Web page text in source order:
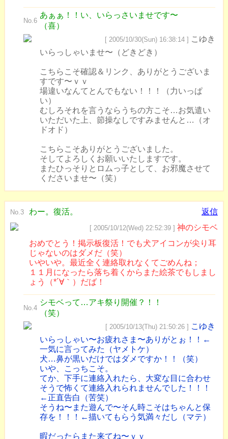
No.6
あぁぁ！！い、いらっさいませです〜
（喜）
[ 2005/10/30(Sun) 16:38:14 ] こゆき
いらっしゃいませ〜（どきどき）
こちらこそ確認＆リンク、ありがとうございま
すです〜ｖｖ
場違いなんてとんでもない！！！（力いっぱ
い）
むしろそれを言うならうちの方こそ…お気遣い
いただいた上、節操なしですみませんと…（オ
ドオド）
こちらこそありがとうございました。
そしてよろしくお願いいたしますです。
またひっそりとロムっ子として、お邪魔させて
くださいませ〜（笑）
No.3 わー。復活。 返信
[ 2005/10/12(Wed) 22:52:39 ] 神のシモベ
おめでとう！掲示板復活！でも犬アイコンが尖り耳
じゃないのはダメだ（笑）
いやいや。最近全く連絡取れなくてごめんね；
１１月になったら落ち着くからまた絵茶でもしまし
ょう（*´∀｀）だば！
No.4
シモベって…アキ祭り開催？！！
（笑）
[ 2005/10/13(Thu) 21:50:26 ] こゆき
いらっしゃい〜お疲れさま〜ありがとぉ！！←
一気に言ってみた（ヤメトケ）
犬…鼻が黒いだけではダメですか！！（笑）
いや、こっちこそ。
てか、下手に連絡入れたら、大変な目に合わせ
そうで怖くて連絡入れられませんでした！！！
←正直告白（苦笑）
そうね〜また遊んで〜そん時こそはちゃんと保
存を！！！←描いてもらう気満々だし（マテ）
暇だったらまた来てね〜ｖｖ